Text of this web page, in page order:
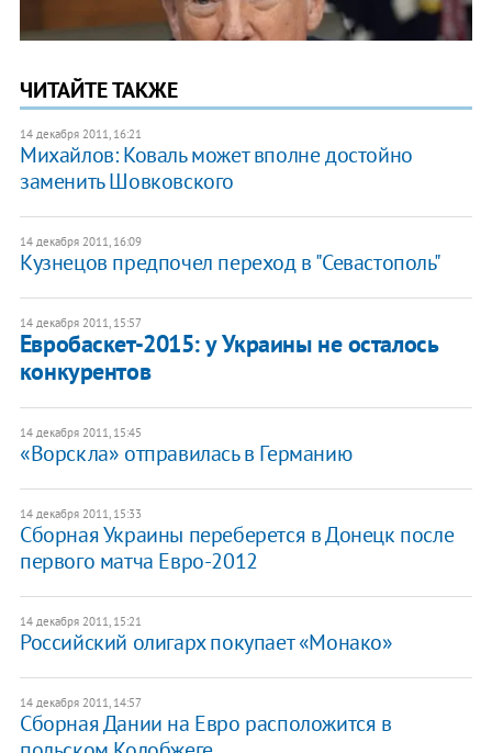
ЧИТАЙТЕ ТАКЖЕ
14 декабря 2011, 16:21
Михайлов: Коваль может вполне достойно
заменить Шовковского
14 декабря 2011, 16:09
Кузнецов предпочел переход в "Севастополь"
14 декабря 2011, 15:57
Евробаскет-2015: у Украины не осталось
конкурентов
14 декабря 2011, 15:45
«Ворскла» отправилась в Германию
14 декабря 2011, 15:33
Сборная Украины переберется в Донецк после
первого матча Евро-2012
14 декабря 2011, 15:21
Российский олигарх покупает «Монако»
14 декабря 2011, 14:57
Сборная Дании на Евро расположится в